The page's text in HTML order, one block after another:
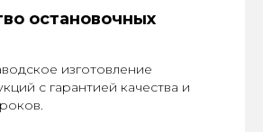
остановочных
изготовление
с гарантией качества и